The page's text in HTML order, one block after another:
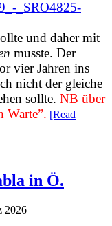
und daher mit
musste. Der
vier Jahren ins
nicht der gleiche
sollte. NB über
Warte”. [Read
in Ö.
2026